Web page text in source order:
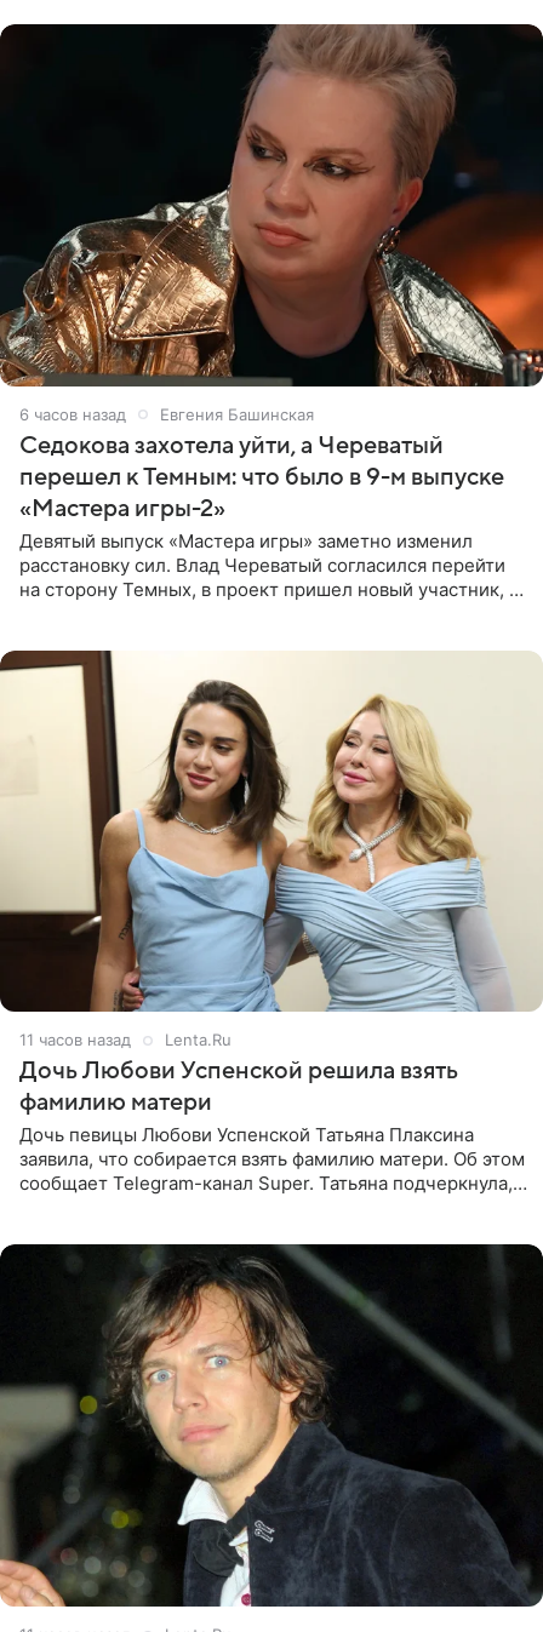
6 часов назад Евгения Башинская
Седокова захотела уйти, а Череватый
перешел к Темным: что было в 9-м выпуске
«Мастера игры-2»
Девятый выпуск «Мастера игры» заметно изменил
расстановку сил. Влад Череватый согласился перейти
на сторону Темных, в проект пришел новый участник, а
11 часов назад Lenta.Ru
Дочь Любови Успенской решила взять
фамилию матери
Дочь певицы Любови Успенской Татьяна Плаксина
заявила, что собирается взять фамилию матери. Об этом
сообщает Telegram-канал Super. Татьяна подчеркнула,